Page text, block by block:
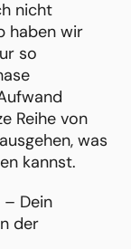
nicht
haben wir
so
Reihe von
was
kannst.
– Dein
der